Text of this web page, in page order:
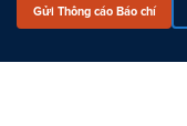
Gửi Thông cáo Báo chí